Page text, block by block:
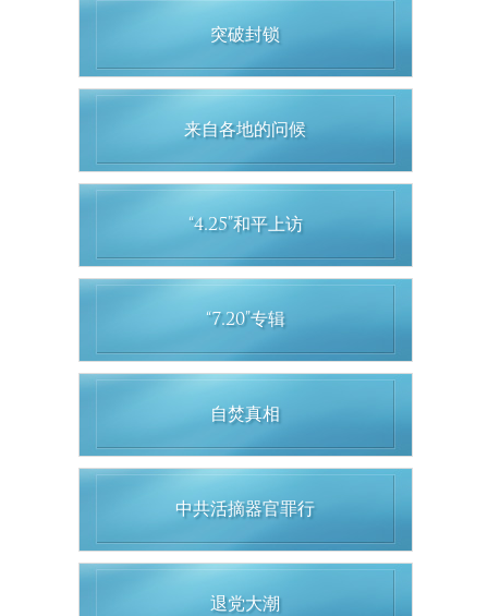
突破封锁
来自各地的问候
“4.25”和平上访
“7.20”专辑
自焚真相
中共活摘器官罪行
退党大潮